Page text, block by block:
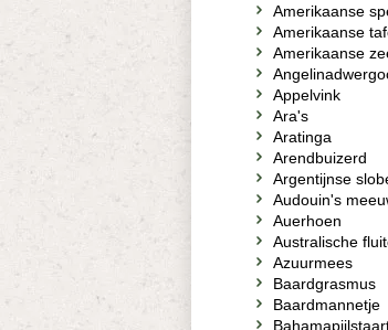
Amerikaanse
Amerikaanse
Amerikaanse
Appelvink
Ara's
Aratinga
Arendbuizerd
Argentijnse
Audouin's
Auerhoen
Australische
Azuurmees
Baardgrasmus
Baardmannetje